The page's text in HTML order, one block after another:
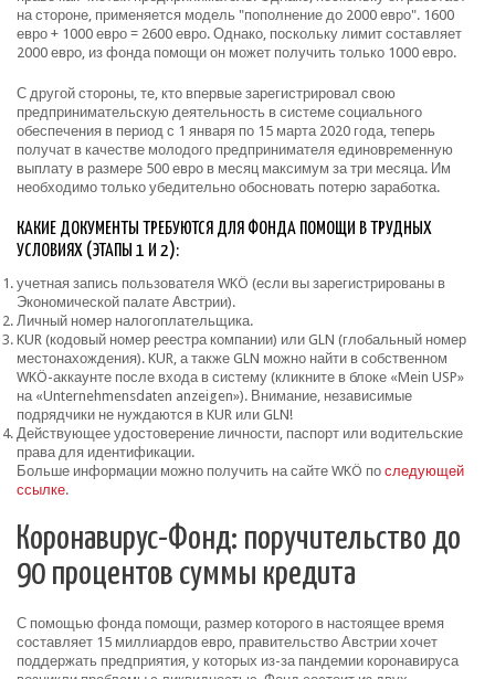
на стороне, применяется модель "пополнение до 2000 евро". 1600
евро + 1000 евро = 2600 евро. Однако, поскольку лимит составляет
2000 евро, из фонда помощи он может получить только 1000 евро.
С другой стороны, те, кто впервые зарегистрировал свою
предпринимательскую деятельность в системе социального
обеспечения в период с 1 января по 15 марта 2020 года, теперь
получат в качестве молодого предпринимателя единовременную
выплату в размере 500 евро в месяц максимум за три месяца. Им
необходимо только убедительно обосновать потерю заработка.
КАКИЕ ДОКУМЕНТЫ ТРЕБУЮТСЯ ДЛЯ ФОНДА ПОМОЩИ В ТРУДНЫХ
УСЛОВИЯХ (ЭТАПЫ 1 И 2):
учетная запись пользователя WKÖ (если вы зарегистрированы в
Экономической палате Австрии).
Личный номер налогоплательщика.
KUR (кодовый номер реестра компании) или GLN (глобальный номер
местонахождения). KUR, а также GLN можно найти в собственном
WKÖ-аккаунте после входа в систему (кликните в блоке «Mein USP»
на «Unternehmensdaten anzeigen»). Внимание, независимые
подрядчики не нуждаются в KUR или GLN!
Действующее удостоверение личности, паспорт или водительские
права для идентификации.
Больше информации можно получить на сайте WKÖ по следующей
ссылке.
Коронавирус-Фонд: поручительство до
90 процентов суммы кредита
С помощью фонда помощи, размер которого в настоящее время
составляет 15 миллиардов евро, правительство Австрии хочет
поддержать предприятия, у которых из-за пандемии коронавируса